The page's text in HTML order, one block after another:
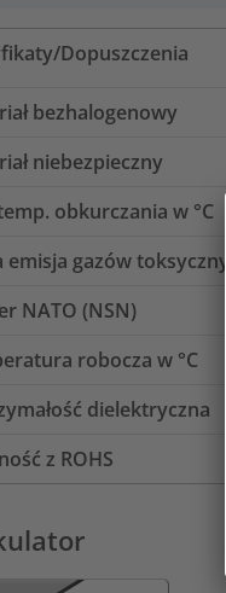
Dopuszczenia
bezhalogenowy
niebezpieczny
obkurczania w °C
emisja gazów
NATO (NSN)
robocza w °C
dielektryczna
z ROHS